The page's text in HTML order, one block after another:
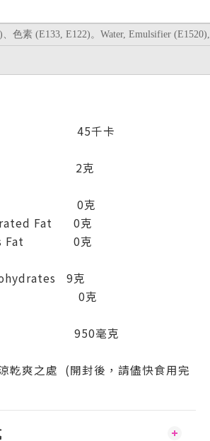
色素 (E133, E122)。Water, Emulsifier
45千卡
2克
Fat 0克
Fat 0克
Fat 0克
9克
0克
950毫克
乾爽之處 (開封後，請儘快食用完